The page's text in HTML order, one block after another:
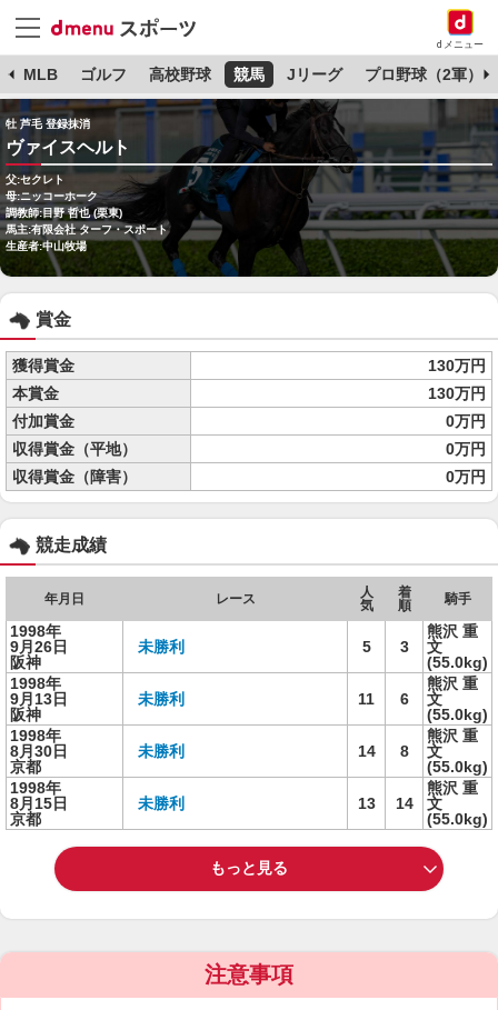
dメニュー
MLB ゴルフ 高校野球 競馬 Jリーグ プロ野球（2軍）
牡 芦毛 登録抹消
ヴァイスヘルト
父:セクレト
母:ニッコーホーク
調教師:目野 哲也 (栗東)
馬主:有限会社 ターフ・スポート
生産者:中山牧場
賞金
獲得賞金
130万円
本賞金
130万円
付加賞金
0万円
収得賞金（平地）
0万円
収得賞金（障害）
0万円
競走成績
年月日 レース
人
気
着
順
騎手
1998年
9月26日
阪神
未勝利 5 3
熊沢 重
文
(55.0kg)
1998年
9月13日
阪神
未勝利 11 6
熊沢 重
文
(55.0kg)
1998年
8月30日
京都
未勝利 14 8
熊沢 重
文
(55.0kg)
1998年
8月15日
京都
未勝利 13 14
熊沢 重
文
(55.0kg)
もっと見る
注意事項